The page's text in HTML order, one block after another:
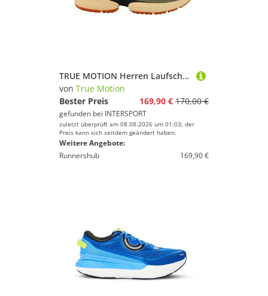
TRUE MOTION Herren Laufschuhe U-TECH Nevos Elements 3
von True Motion
Bester Preis
169,90 € 170,00 €
gefunden bei INTERSPORT
zuletzt überprüft am 08.08.2026 um 01:03; der
Preis kann sich seitdem geändert haben.
Weitere Angebote:
Runnershub
169,90 €